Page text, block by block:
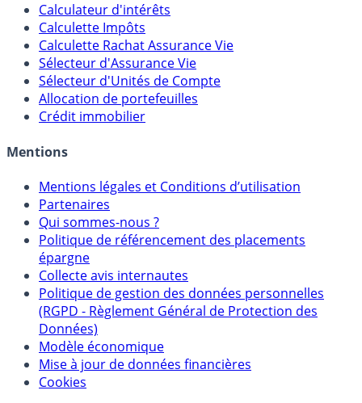
Calculateur d'intérêts
Calculette Impôts
Calculette Rachat Assurance Vie
Sélecteur d'Assurance Vie
Sélecteur d'Unités de Compte
Allocation de portefeuilles
Crédit immobilier
Mentions
Mentions légales et Conditions d’utilisation
Partenaires
Qui sommes-nous ?
Politique de référencement des placements
épargne
Collecte avis internautes
Politique de gestion des données personnelles
(RGPD - Règlement Général de Protection des
Données)
Modèle économique
Mise à jour de données financières
Cookies